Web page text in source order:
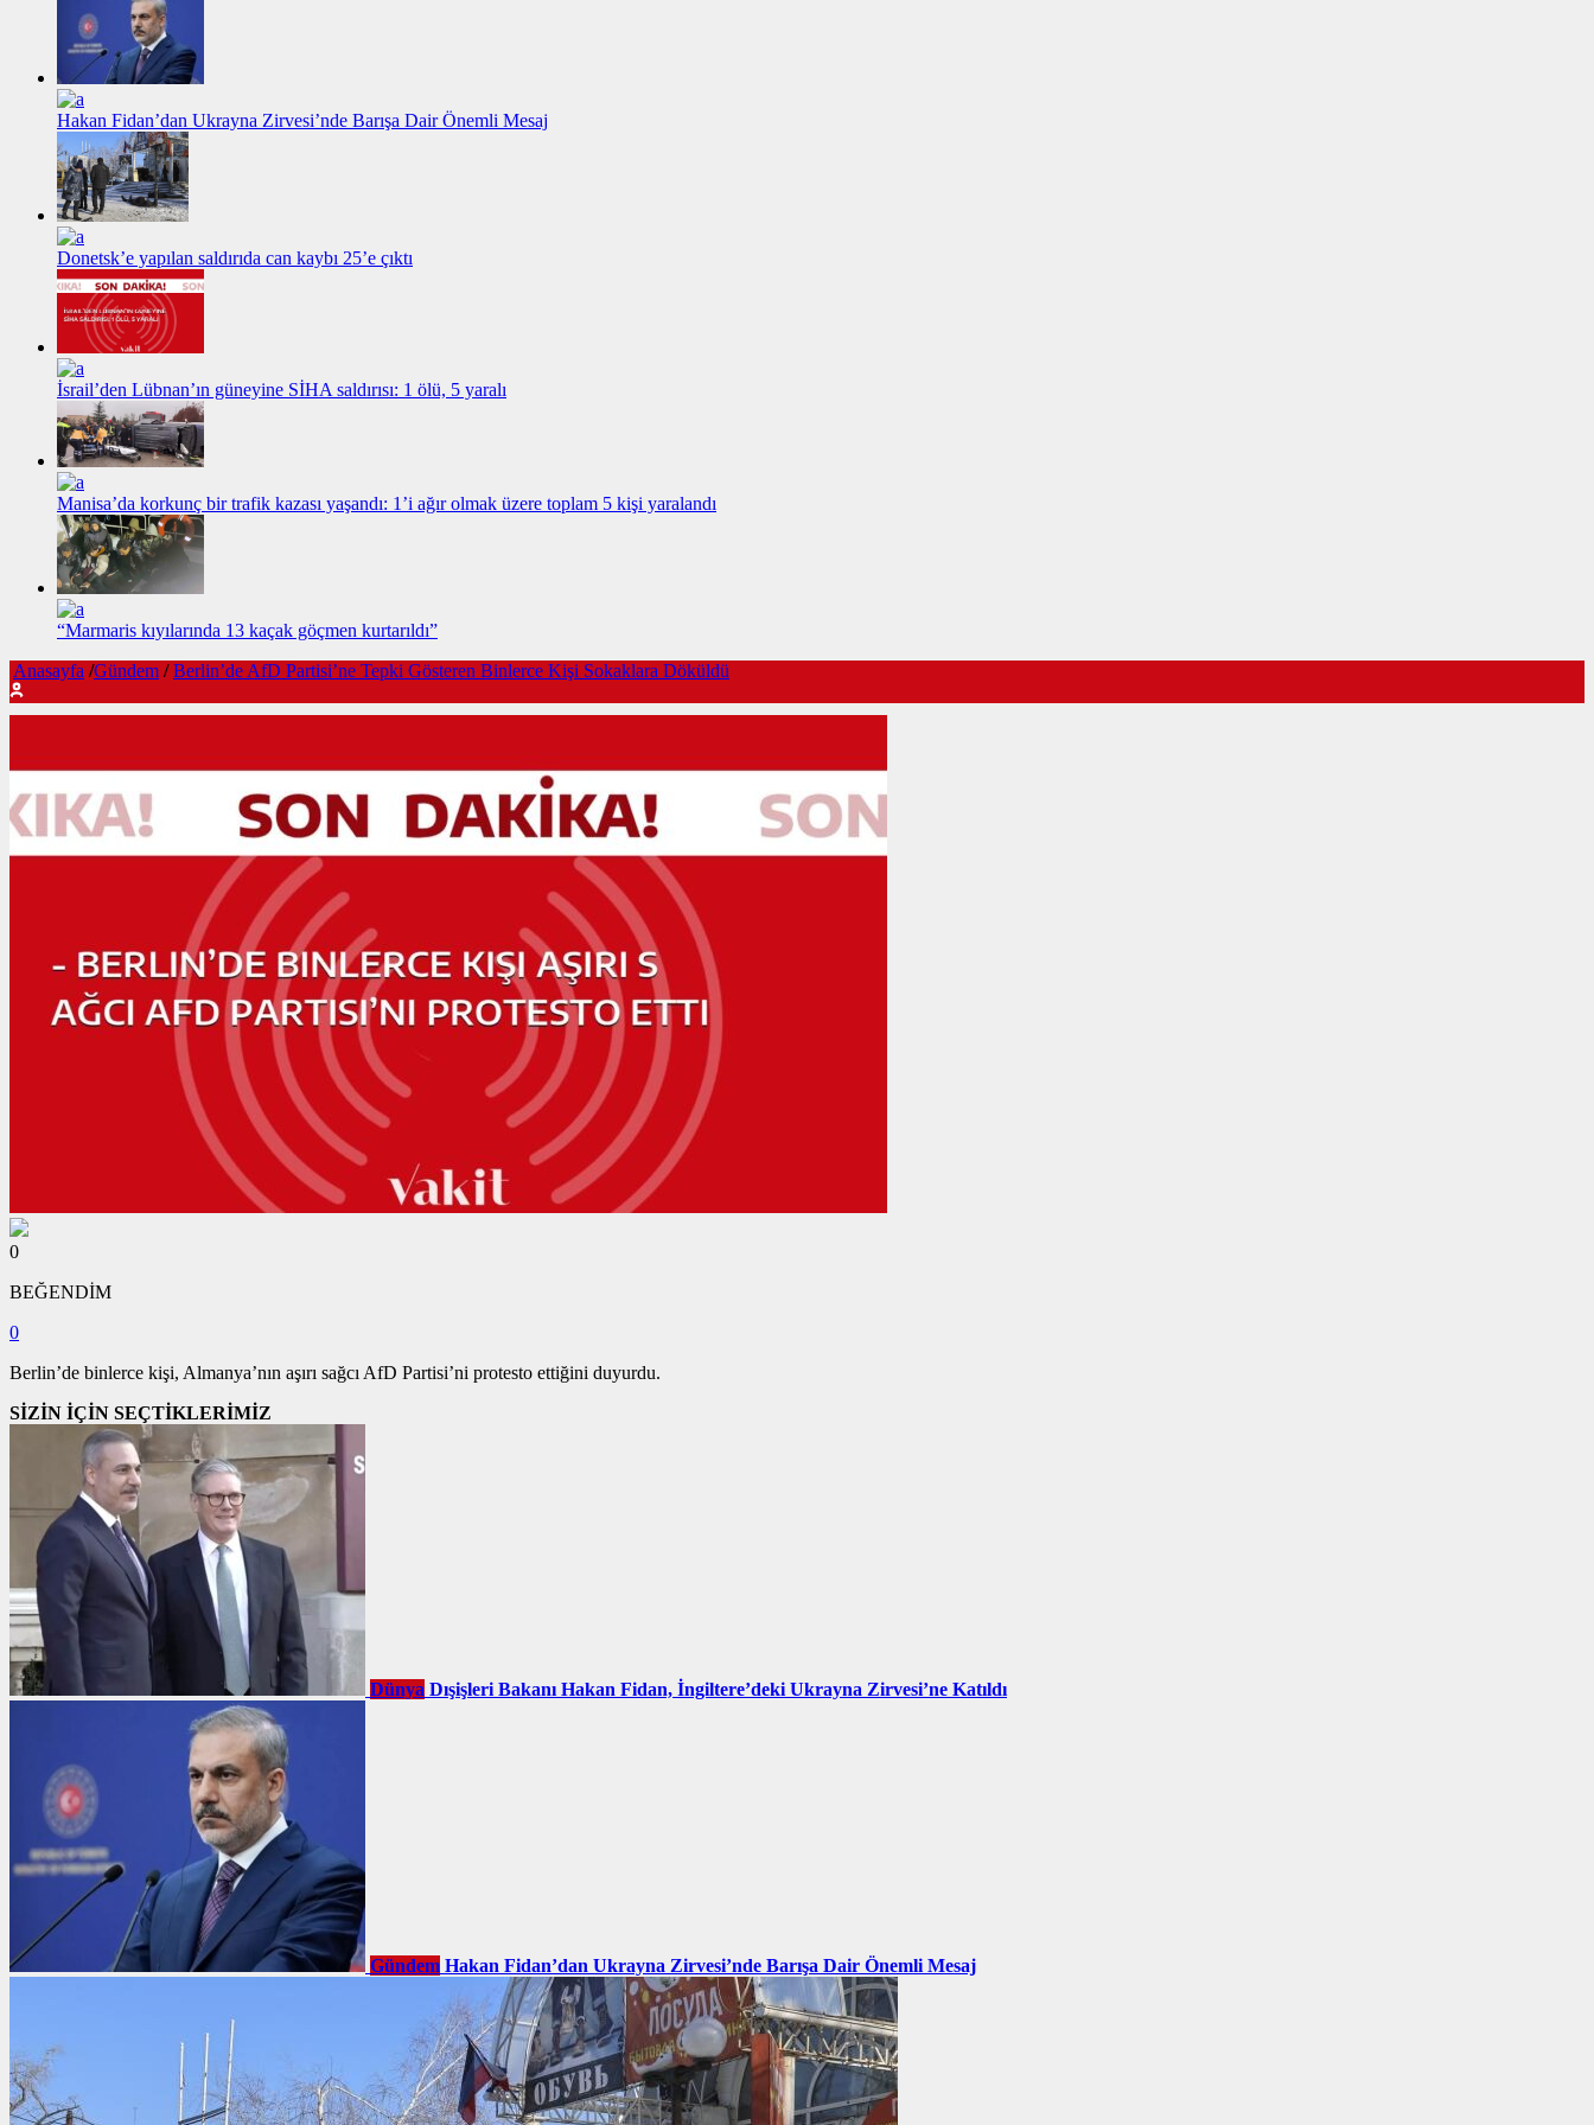
Hakan Fidan’dan Ukrayna Zirvesi’nde Barışa Dair Önemli Mesaj
Donetsk’e yapılan saldırıda can kaybı 25’e çıktı
İsrail’den Lübnan’ın güneyine SİHA saldırısı: 1 ölü, 5 yaralı
Manisa’da korkunç bir trafik kazası yaşandı: 1’i ağır olmak üzere toplam 5 kişi yaralandı
“Marmaris kıyılarında 13 kaçak göçmen kurtarıldı”
Anasayfa /Gündem / Berlin’de AfD Partisi’ne Tepki Gösteren Binlerce Kişi Sokaklara Döküldü
0
BEĞENDİM
0
Berlin’de binlerce kişi, Almanya’nın aşırı sağcı AfD Partisi’ni protesto ettiğini duyurdu.
SİZİN İÇİN SEÇTİKLERİMİZ
Dünya Dışişleri Bakanı Hakan Fidan, İngiltere’deki Ukrayna Zirvesi’ne Katıldı
Gündem Hakan Fidan’dan Ukrayna Zirvesi’nde Barışa Dair Önemli Mesaj